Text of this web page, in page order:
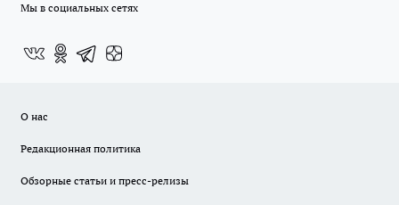
Мы в социальных сетях
О нас
Редакционная политика
Обзорные статьи и пресс-релизы